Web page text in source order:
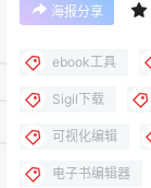
海报分享
ebook工具
Sigil下载
可视化编辑
电子书编辑器